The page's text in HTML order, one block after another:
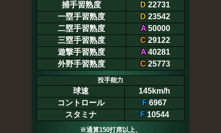
捕手習熟度
D 22731
一塁手習熟度
D 23542
二塁手習熟度
A50000
三塁手習熟度
C 29122
遊撃手習熟度
A40281
外野手習熟度
C 25773
投手能力
球速
145km/h
コントロール
F 6967
スタミナ
F10544
※通算150打席以上、